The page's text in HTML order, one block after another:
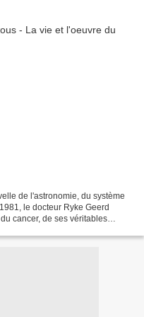
de l'astronomie, du système
le docteur Ryke Geerd
cancer, de ses véritables